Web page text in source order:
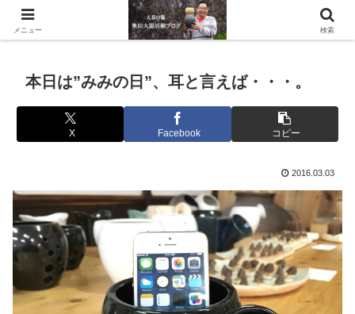
滋賀県の信楽で水琴窟や水鉢などの陶器を作っています。
本日は”みみの日”、耳と言えば・・・。
X Facebook コピー
2016.03.03
メニュー 検索